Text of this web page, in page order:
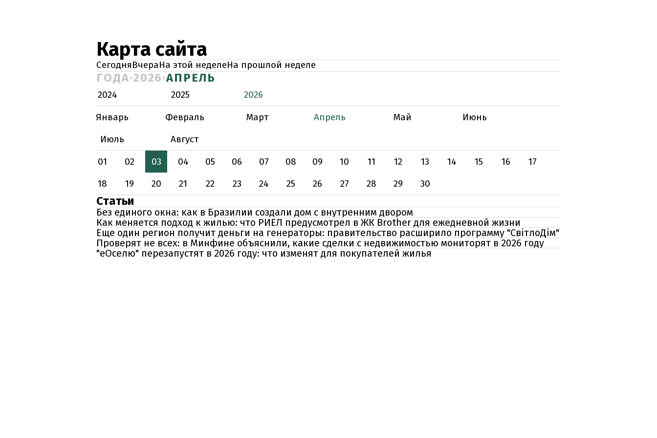
Карта сайта
СегодняВчераНа этой неделеНа прошлой неделе
ГОДА 2026 АПРЕЛЬ
2024 2025
2026
Январь
Февраль Март Апрель Май
Июнь
Июль
Август
01
02 03 04 05 06 07 08 09 10 11 12 13 14 15 16
17
18
19 20 21 22 23 24 25 26 27 28 29 30
Статьи
Без единого окна: как в Бразилии создали дом с внутренним двором
Как меняется подход к жилью: что РИЕЛ предусмотрел в ЖК Brother для ежедневной жизни
Еще один регион получит деньги на генераторы: правительство расширило программу "СвітлоДім"
Проверят не всех: в Минфине объяснили, какие сделки с недвижимостью мониторят в 2026 году
"еОселю" перезапустят в 2026 году: что изменят для покупателей жилья